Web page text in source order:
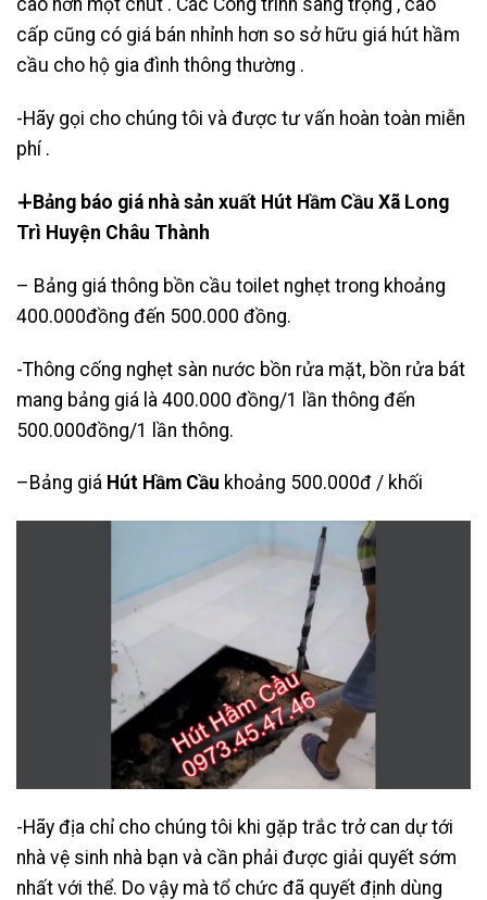
cao hơn một chút . Các Công trình sang trọng , cao
cấp cũng có giá bán nhỉnh hơn so sở hữu giá hút hầm
cầu cho hộ gia đình thông thường .
-Hãy gọi cho chúng tôi và được tư vấn hoàn toàn miễn
phí .
∔Bảng báo giá nhà sản xuất Hút Hầm Cầu Xã Long
Trì Huyện Châu Thành
– Bảng giá thông bồn cầu toilet nghẹt trong khoảng
400.000đồng đến 500.000 đồng.
-Thông cống nghẹt sàn nước bồn rửa mặt, bồn rửa bát
mang bảng giá là 400.000 đồng/1 lần thông đến
500.000đồng/1 lần thông.
–Bảng giá Hút Hầm Cầu khoảng 500.000đ / khối
-Hãy địa chỉ cho chúng tôi khi gặp trắc trở can dự tới
nhà vệ sinh nhà bạn và cần phải được giải quyết sớm
nhất với thể. Do vậy mà tổ chức đã quyết định dùng